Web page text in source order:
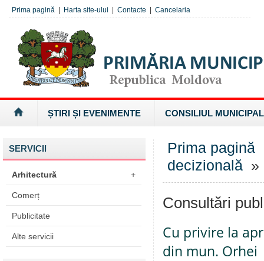
Prima pagină Harta site-ului Contacte Cancelaria
ȘTIRI ȘI EVENIMENTE CONSILIUL MUNICIPAL
SERVICII
Arhitectură +
Comerț
Publicitate
Alte servicii
Prima pagină
decizională »
Consultări
Cu privire la
din mun. Orhei